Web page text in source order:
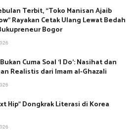
Terbit, “Toko Manisan Ajaib
Rayakan Cetak Ulang Lewat Bedah
Bogor
Cuma Soal ‘I Do’: Nasihat dan
Realistis dari Imam al-Ghazali
Hip” Dongkrak Literasi di Korea